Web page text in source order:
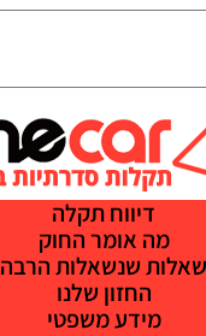
דיווח תקלה
מה אומר החוק
שאלות שנשאלות הרבה
החזון שלנו
מידע משפטי